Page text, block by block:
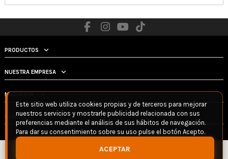
PRODUCTOS
NUESTRA EMPRESA
MI CUENTA
CONTACTO
Este sitio web utiliza cookies propias y de terceros para mejorar
nuestros servicios y mostrarle publicidad relacionada con sus
preferencias mediante el análisis de sus hábitos de navegación.
Para dar su consentimiento sobre su uso pulse el botón Acepto.
ACEPTAR